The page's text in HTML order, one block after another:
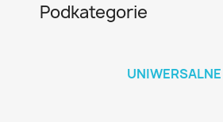
Podkategorie
UNIWERSALNE